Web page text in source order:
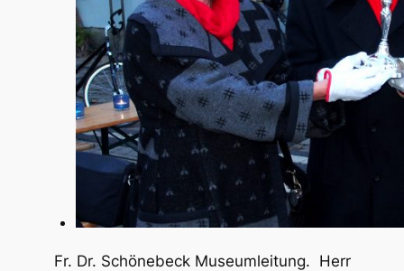
Fr. Dr. Schönebeck Museumleitung. Herr